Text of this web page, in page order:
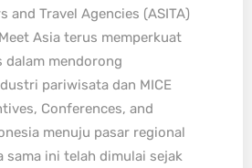
and Travel Agencies (ASITA)
Asia terus memperkuat
mendorong
pariwisata dan MICE
Conferences, and
menuju pasar regional
sama ini telah dimulai sejak